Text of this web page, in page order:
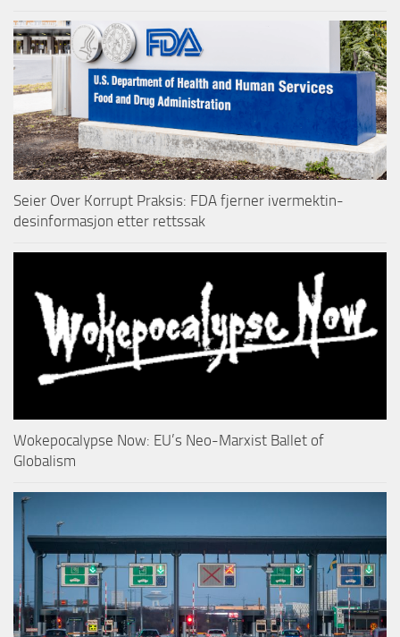
Seier Over Korrupt Praksis: FDA fjerner ivermektin-
desinformasjon etter rettssak
Wokepocalypse Now: EU’s Neo-Marxist Ballet of
Globalism